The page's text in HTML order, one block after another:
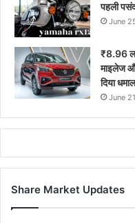
पहली
June
₹8.96
माइलेज
दिया
June
Share Market Updates